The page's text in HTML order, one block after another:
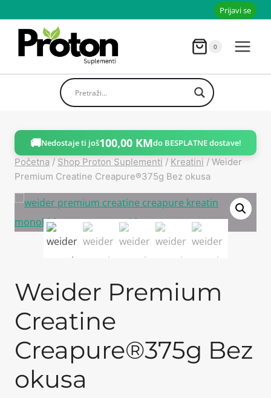
sadržaja
Prijavi se
0
🚚Nedostaje ti još100,00 KMdo BESPLATNE dostave!
Početna / Shop Proton Suplementi / Kreatini / Weider
Premium Creatine Creapure®375g Bez okusa
Weider Premium
Creatine
Creapure®375g Bez
okusa